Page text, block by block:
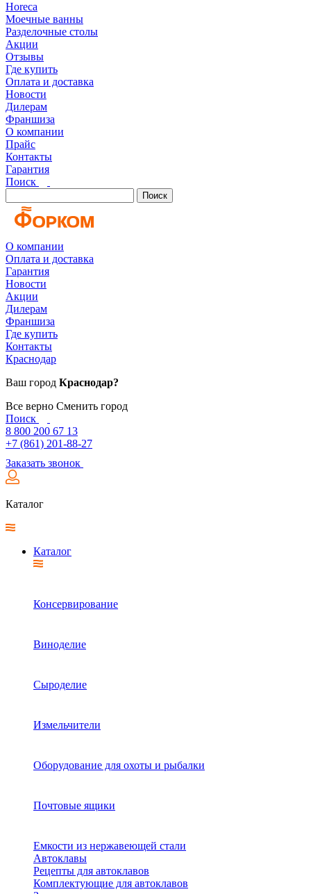
Horeca
Моечные ванны
Разделочные столы
Акции
Отзывы
Где купить
Оплата и доставка
Новости
Дилерам
Франшиза
О компании
Прайс
Контакты
Гарантия
Поиск
Поиск
О компании
Оплата и доставка
Гарантия
Новости
Акции
Дилерам
Франшиза
Где купить
Контакты
Краснодар
Ваш город Краснодар?
Все верно Сменить город
Поиск
8 800 200 67 13
+7 (861) 201-88-27
Заказать звонок
Каталог
Каталог
Консервирование
Виноделие
Сыроделие
Измельчители
Оборудование для охоты и рыбалки
Почтовые ящики
Емкости из нержавеющей стали
Автоклавы
Рецепты для автоклавов
Комплектующие для автоклавов